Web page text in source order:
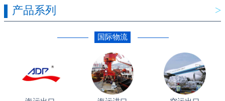
产品系列 >
国际物流